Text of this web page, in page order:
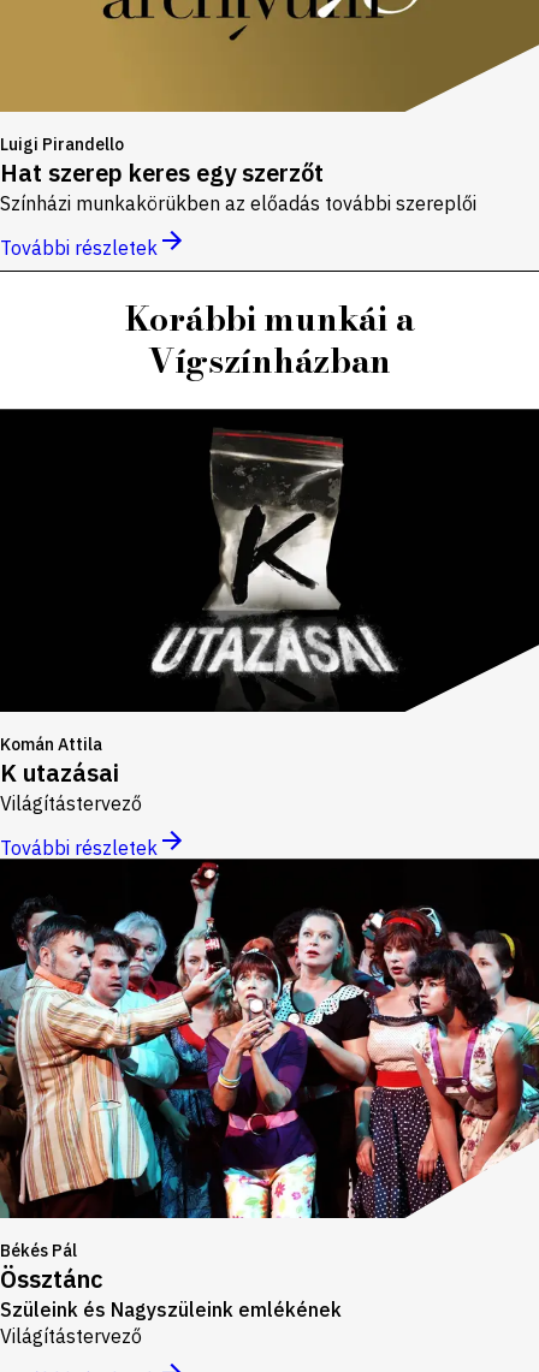
Luigi Pirandello
Hat szerep keres egy szerzőt
Színházi munkakörükben az előadás további szereplői
További részletek
Korábbi munkái a
Vígszínházban
Komán Attila
K utazásai
Világítástervező
További részletek
Békés Pál
Össztánc
Szüleink és Nagyszüleink emlékének
Világítástervező